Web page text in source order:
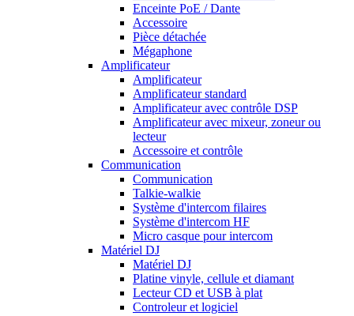
Enceinte PoE / Dante
Accessoire
Pièce détachée
Mégaphone
Amplificateur
Amplificateur
Amplificateur standard
Amplificateur avec contrôle DSP
Amplificateur avec mixeur, zoneur ou
lecteur
Accessoire et contrôle
Communication
Communication
Talkie-walkie
Système d'intercom filaires
Système d'intercom HF
Micro casque pour intercom
Matériel DJ
Matériel DJ
Platine vinyle, cellule et diamant
Lecteur CD et USB à plat
Controleur et logiciel